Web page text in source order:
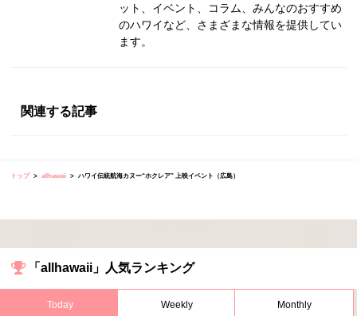
ット、イベント、コラム、みんなのおすすめ
のハワイなど、さまざまな情報を提供してい
ます。
関連する記事
トップ allhawaii ハワイ伝統航海カヌー“ホクレア” 上映イベント（広島）
「allhawaii」人気ランキング
Today Weekly Monthly